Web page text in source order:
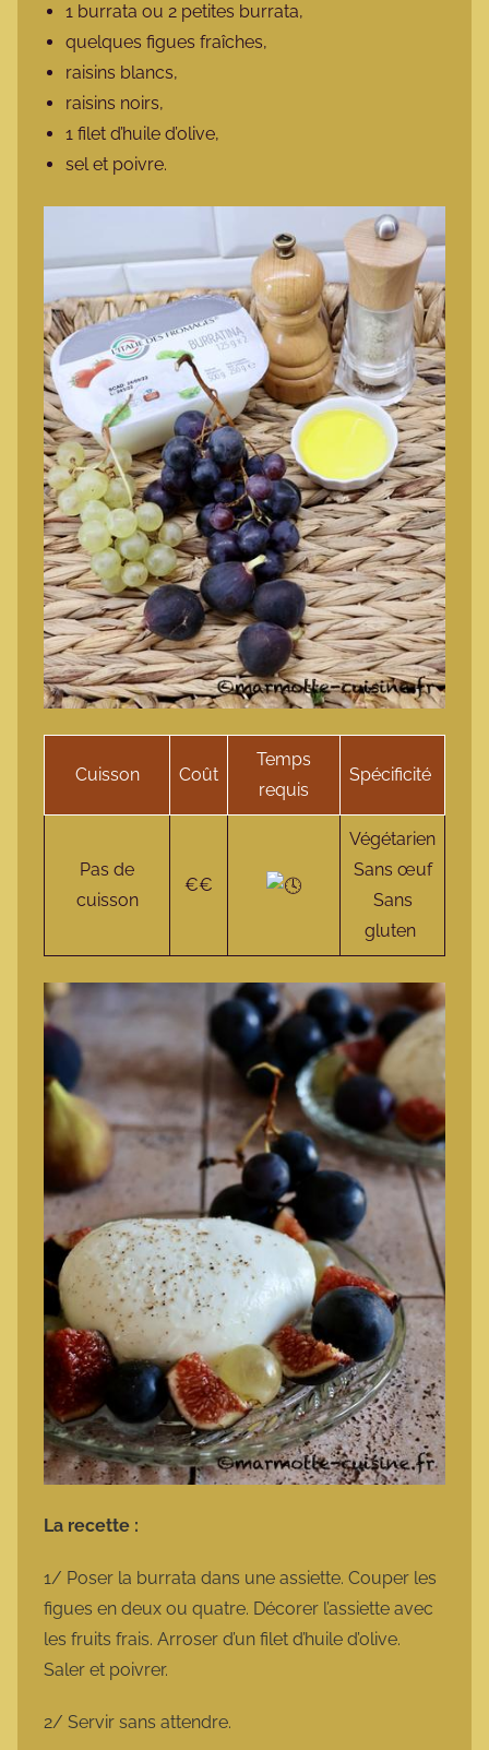
1 burrata ou 2 petites burrata,
quelques figues fraîches,
raisins blancs,
raisins noirs,
1 filet d’huile d’olive,
sel et poivre.
Cuisson Coût
Temps
requis
Spécificité
Pas de
cuisson
€€
Végétarien
Sans œuf
Sans
gluten
La recette :
1/ Poser la burrata dans une assiette. Couper les
figues en deux ou quatre. Décorer l’assiette avec
les fruits frais. Arroser d’un filet d’huile d’olive.
Saler et poivrer.
2/ Servir sans attendre.